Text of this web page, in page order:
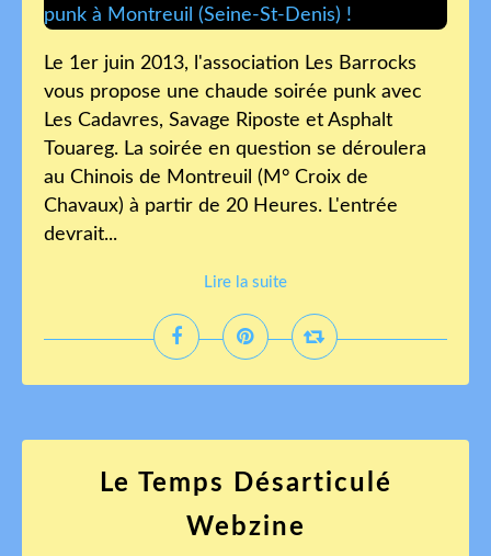
Le 1er juin 2013, l'association Les Barrocks
vous propose une chaude soirée punk avec
Les Cadavres, Savage Riposte et Asphalt
Touareg. La soirée en question se déroulera
au Chinois de Montreuil (M° Croix de
Chavaux) à partir de 20 Heures. L'entrée
devrait...
Lire la suite
Le Temps Désarticulé
Webzine